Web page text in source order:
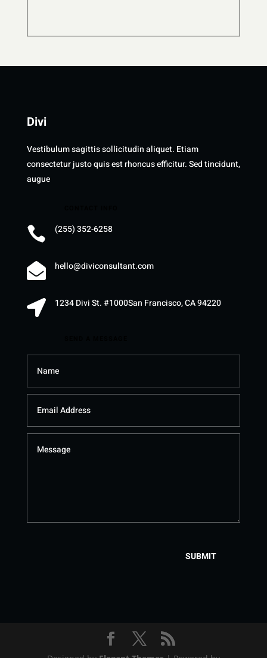
Divi
Vestibulum sagittis sollicitudin aliquet. Etiam
consectetur justo quis est rhoncus efficitur. Sed tincidunt,
augue
 (255) 352-6258
 hello@diviconsultant.com
 1234 Divi St. #1000San Francisco, CA 94220
SUBMIT